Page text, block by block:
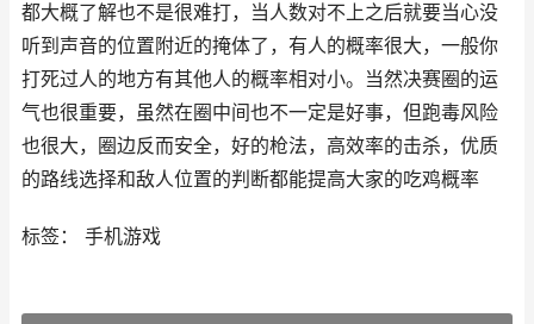
都大概了解也不是很难打，当人数对不上之后就要当心没
听到声音的位置附近的掩体了，有人的概率很大，一般你
打死过人的地方有其他人的概率相对小。当然决赛圈的运
气也很重要，虽然在圈中间也不一定是好事，但跑毒风险
也很大，圈边反而安全，好的枪法，高效率的击杀，优质
的路线选择和敌人位置的判断都能提高大家的吃鸡概率
标签： 手机游戏